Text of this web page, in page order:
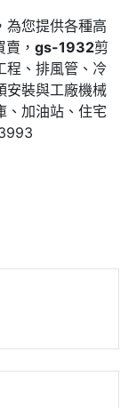
為您提供各種高
， gs-1932剪
程、排風管、冷
安裝與工廠機械
、加油站、住宅